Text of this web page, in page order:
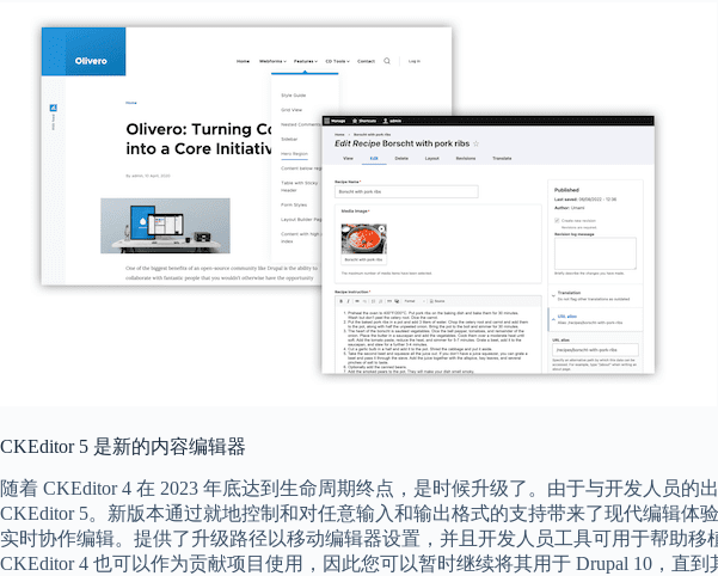
CKEditor 5 是新的内容编辑器
随着 CKEditor 4 在 2023 年底达到生命周期终点，是时候升级了。由于与开发人员的
CKEditor 5。新版本通过就地控制和对任意输入和输出格式的支持带来了现代编辑体
实时协作编辑。提供了升级路径以移动编辑器设置，并且开发人员工具可用于帮助移
CKEditor 4 也可以作为贡献项目使用，因此您可以暂时继续将其用于 Drupal 10，直到